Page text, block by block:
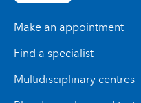
Make an appointment
Find a specialist
Multidisciplinary centres